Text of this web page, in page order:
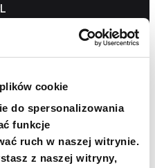
cookie
do spersonalizowania
funkcje
ruch w naszej witrynie.
z naszej witryny,
6800 1001
WIĘCEJ